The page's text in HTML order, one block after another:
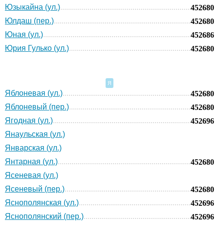
Юзыкайна (ул.)
452680
Юлдаш (пер.)
452680
Юная (ул.)
452686
Юрия Гулько (ул.)
452680
Я
Яблоневая (ул.)
452680
Яблоневый (пер.)
452680
Ягодная (ул.)
452696
Янаульская (ул.)
Январская (ул.)
Янтарная (ул.)
452680
Ясеневая (ул.)
Ясеневый (пер.)
452680
Яснополянская (ул.)
452696
Яснополянский (пер.)
452696